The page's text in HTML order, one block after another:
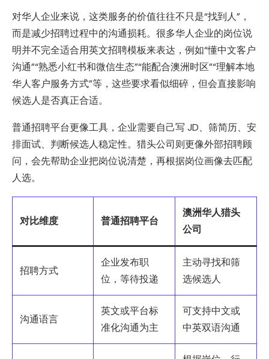
对华人企业来说，这类服务的价值往往不只是“找到人”，
而是减少招聘过程中的沟通损耗。很多华人企业的岗位说
明并不完全适合用英文招聘模板来表达，例如“懂中文客户
沟通”“熟悉小红书和微信生态”“能配合澳洲时区”“理解本地
华人客户服务方式”等，这些要求看似细碎，但会直接影响
候选人是否真正合适。
普通招聘平台更像工具，企业需要自己写 JD、筛简历、安
排面试、判断候选人稳定性。猎头公司则更像外部招聘顾
问，会先帮助企业把岗位说清楚，再根据岗位画像去匹配
人选。
对比维度 普通招聘平台
澳洲华人猎头
公司
招聘方式
企业发布职
位，等待投递
主动寻找和筛
选候选人
沟通语言
英文或平台标
准化沟通为主
可支持中文或
中英双语沟通